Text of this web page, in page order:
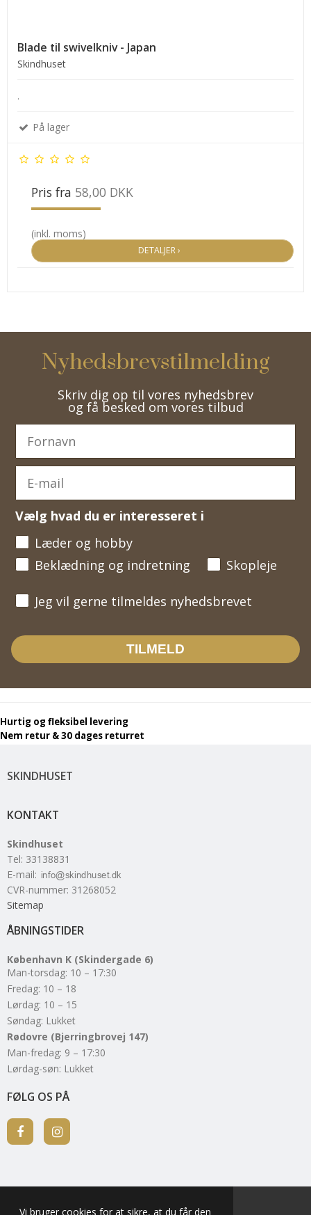
Vi bruger cookies for at sikre, at du får den
Blade til swivelkniv - Japan
Skindhuset
.
På lager
Pris fra 58,00 DKK
(inkl. moms)
DETALJER ›
SKINDHUSET
KONTAKT
Skindhuset
Tel: 33138831
E-mail:
CVR-nummer: 31268052
Sitemap
ÅBNINGSTIDER
København K (Skindergade 6)
Man-torsdag: 10 – 17:30
Fredag: 10 – 18
Lørdag: 10 – 15
Søndag: Lukket
Rødovre (Bjerringbrovej 147)
Man-fredag: 9 – 17:30
Lørdag-søn: Lukket
FØLG OS PÅ
Nyhedsbrevstilmelding
Skriv dig op til vores nyhedsbrev
og få besked om vores tilbud
Vælg hvad du er interesseret i
Læder og hobby
Beklædning og indretning
Skopleje
Jeg vil gerne tilmeldes nyhedsbrevet
Jeg vil gerne tilmeldes nyhedsbrevet
TILMELD
Hurtig og fleksibel levering
Nem retur & 30 dages returret